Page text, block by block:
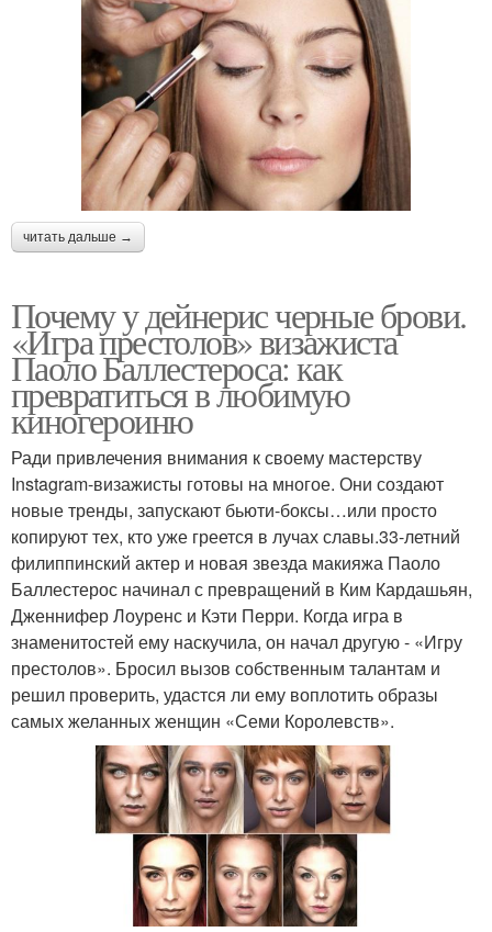
читать дальше →
Почему у дейнерис черные брови.
«Игра престолов» визажиста
Паоло Баллестероса: как
превратиться в любимую
киногероиню
Ради привлечения внимания к своему мастерству
Instagram-визажисты готовы на многое. Они создают
новые тренды, запускают бьюти-боксы…или просто
копируют тех, кто уже греется в лучах славы.33-летний
филиппинский актер и новая звезда макияжа Паоло
Баллестерос начинал с превращений в Ким Кардашьян,
Дженнифер Лоуренс и Кэти Перри. Когда игра в
знаменитостей ему наскучила, он начал другую - «Игру
престолов». Бросил вызов собственным талантам и
решил проверить, удастся ли ему воплотить образы
самых желанных женщин «Семи Королевств».